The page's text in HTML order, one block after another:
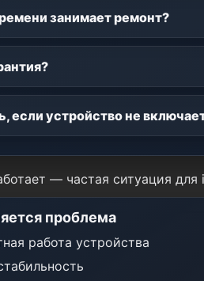
занимает ремонт?
если устройство не
— частая ситуация
проблема
работа устройства